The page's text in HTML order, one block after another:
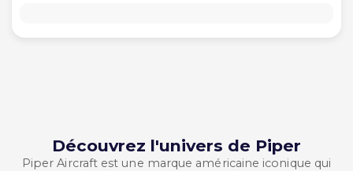
Découvrez l'univers de Piper
Piper Aircraft est une marque américaine iconique qui